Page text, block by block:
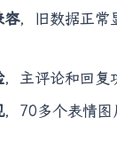
容，旧数据正常
，主评论和回复
，70多个表情